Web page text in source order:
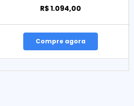
R$ 1.094,00
Compre agora